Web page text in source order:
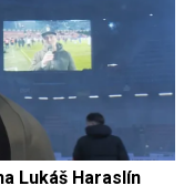
Lukáš Haraslín